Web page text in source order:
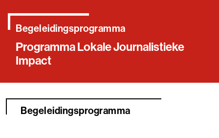
Programma Lokale Journalistieke
Impact
Begeleidingsprogramma
Begeleidingsprogramma